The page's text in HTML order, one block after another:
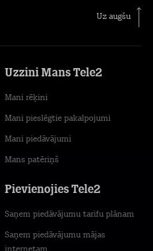
Uz augšu
Uzzini Mans Tele2
Mani rēķini
Mani pieslēgtie pakalpojumi
Mani piedāvājumi
Mans patēriņš
Pievienojies Tele2
Saņem piedāvājumu tarifu plānam
Saņem piedāvājumu mājas